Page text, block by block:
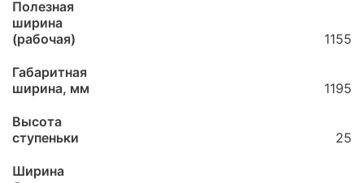
Полезная
ширина
(рабочая)
1155
Габаритная
ширина, мм
1195
Высота
ступеньки
25
Ширина